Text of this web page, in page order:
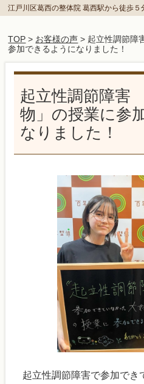
江戸川区葛西の整体院 葛西駅から徒歩５
TOP > お客様の声 > 起立性調節障
参加できるようになりました！
起立性調節障害
物」の授業に参
なりました！
起立性調節障害で参加でき